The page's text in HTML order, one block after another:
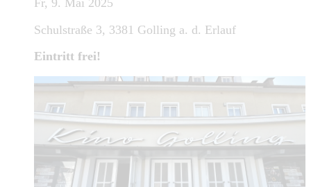
Fr, 9. Mai 2025
Schulstraße 3, 3381 Golling a. d. Erlauf
Eintritt frei!